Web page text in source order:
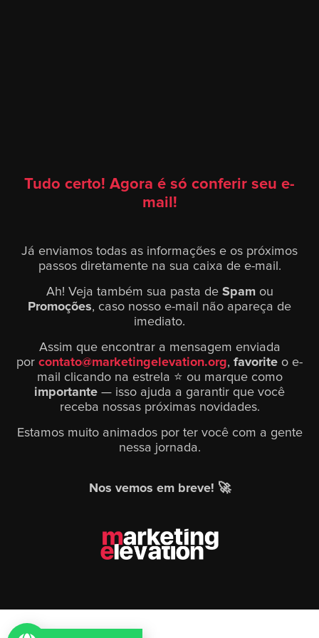
Tudo certo! Agora é só conferir seu e-
mail!
Já enviamos todas as informações e os próximos
passos diretamente na sua caixa de e-mail.
Ah! Veja também sua pasta de Spamou
Promoções, caso nosso e-mail não apareça de
imediato.
Assim que encontrar a mensagem enviada
por contato@marketingelevation.org, favorite o e-
mail clicando na estrela ⭐ ou marque como
importante — isso ajuda a garantir que você
receba nossas próximas novidades.
Estamos muito animados por ter você com a gente
nessa jornada.
Nos vemos em breve! 🚀